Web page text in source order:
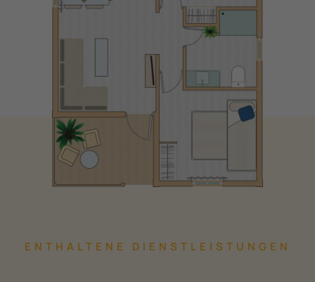
ENTHALTENE DIENSTLEISTUNGEN